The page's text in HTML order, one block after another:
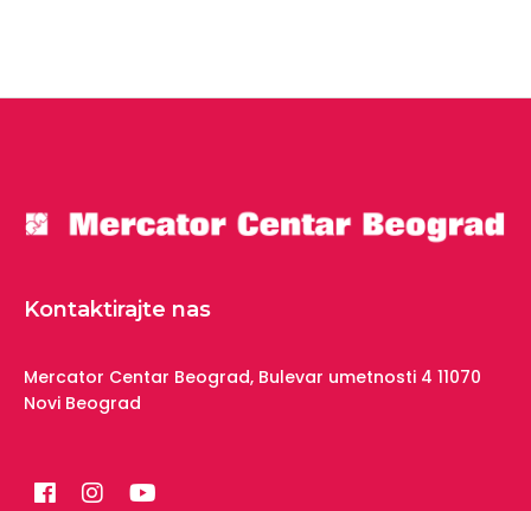
Kontaktirajte nas
Mercator Centar Beograd, Bulevar umetnosti 4 11070
Novi Beograd